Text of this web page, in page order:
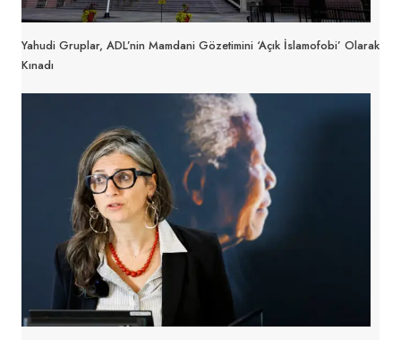
Yahudi Gruplar, ADL’nin Mamdani Gözetimini ‘Açık İslamofobi’ Olarak
Kınadı